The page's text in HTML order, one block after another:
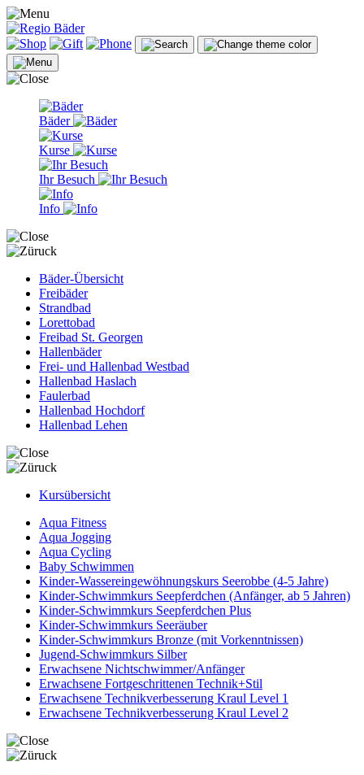
Bäder
Kurse
Ihr Besuch
Info
Bäder-Übersicht
Freibäder
Strandbad
Lorettobad
Freibad St. Georgen
Hallenbäder
Frei- und Hallenbad Westbad
Hallenbad Haslach
Faulerbad
Hallenbad Hochdorf
Hallenbad Lehen
Kursübersicht
Aqua Fitness
Aqua Jogging
Aqua Cycling
Baby Schwimmen
Kinder-Wassereingewöhnungskurs Seerobbe (4-5 Jahre)
Kinder-Schwimmkurs Seepferdchen (Anfänger, ab 5 Jahren)
Kinder-Schwimmkurs Seepferdchen Plus
Kinder-Schwimmkurs Seeräuber
Kinder-Schwimmkurs Bronze (mit Vorkenntnissen)
Jugend-Schwimmkurs Silber
Erwachsene Nichtschwimmer/Anfänger
Erwachsene Fortgeschrittenen Technik+Stil
Erwachsene Technikverbesserung Kraul Level 1
Erwachsene Technikverbesserung Kraul Level 2